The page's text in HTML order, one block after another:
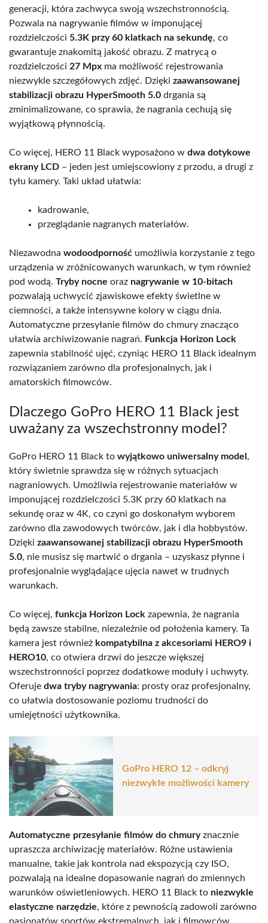
generacji, która zachwyca swoją wszechstronnością.
Pozwala na nagrywanie filmów w imponującej
rozdzielczości 5.3K przy 60 klatkach na sekundę, co
gwarantuje znakomitą jakość obrazu. Z matrycą o
rozdzielczości 27 Mpx ma możliwość rejestrowania
niezwykle szczegółowych zdjęć. Dzięki zaawansowanej
stabilizacji obrazu HyperSmooth 5.0 drgania są
zminimalizowane, co sprawia, że nagrania cechują się
wyjątkową płynnością.
Co więcej, HERO 11 Black wyposażono w dwa dotykowe
ekrany LCD – jeden jest umiejscowiony z przodu, a drugi z
tyłu kamery. Taki układ ułatwia:
kadrowanie,
przeglądanie nagranych materiałów.
Niezawodna wodoodporność umożliwia korzystanie z tego
urządzenia w zróżnicowanych warunkach, w tym również
pod wodą. Tryby nocne oraz nagrywanie w 10-bitach
pozwalają uchwycić zjawiskowe efekty świetlne w
ciemności, a także intensywne kolory w ciągu dnia.
Automatyczne przesyłanie filmów do chmury znacząco
ułatwia archiwizowanie nagrań. Funkcja Horizon Lock
zapewnia stabilność ujęć, czyniąc HERO 11 Black idealnym
rozwiązaniem zarówno dla profesjonalnych, jak i
amatorskich filmowców.
Dlaczego GoPro HERO 11 Black jest
uważany za wszechstronny model?
GoPro HERO 11 Black to wyjątkowo uniwersalny model ,
który świetnie sprawdza się w różnych sytuacjach
nagraniowych. Umożliwia rejestrowanie materiałów w
imponującej rozdzielczości 5.3K przy 60 klatkach na
sekundę oraz w 4K, co czyni go doskonałym wyborem
zarówno dla zawodowych twórców, jak i dla hobbystów.
Dzięki zaawansowanej stabilizacji obrazu HyperSmooth
5.0, nie musisz się martwić o drgania – uzyskasz płynne i
profesjonalnie wyglądające ujęcia nawet w trudnych
warunkach.
Co więcej, funkcja Horizon Lock zapewnia, że nagrania
będą zawsze stabilne, niezależnie od położenia kamery. Ta
kamera jest również kompatybilna z akcesoriami HERO9 i
HERO10, co otwiera drzwi do jeszcze większej
wszechstronności poprzez dodatkowe moduły i uchwyty.
Oferuje dwa tryby nagrywania: prosty oraz profesjonalny,
co ułatwia dostosowanie poziomu trudności do
umiejętności użytkownika.
GoPro HERO 12 – odkryj
niezwykłe możliwości kamery
Automatyczne przesyłanie filmów do chmuryznacznie
upraszcza archiwizację materiałów. Różne ustawienia
manualne, takie jak kontrola nad ekspozycją czy ISO,
pozwalają na idealne dopasowanie nagrań do zmiennych
warunków oświetleniowych. HERO 11 Black to niezwykle
elastyczne narzędzie, które z pewnością zadowoli zarówno